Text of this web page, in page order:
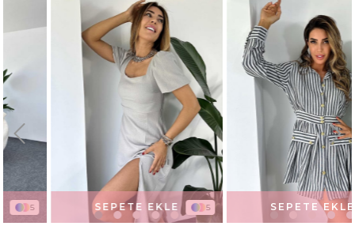
5
SEPETE EKLE 2
SEPETE EKLE